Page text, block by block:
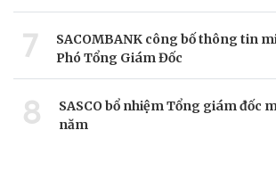
7
SACOMBANK công bố thông tin
Phó Tổng Giám Đốc
8
SASCO bổ nhiệm Tổng giám đốc
năm